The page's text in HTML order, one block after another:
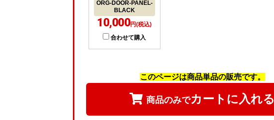
ORG-DOOR-PANEL-
BLACK
10,000円(税込)
合わせて購入
このページは商品単品の販売です。
商品のみでカートに入れる